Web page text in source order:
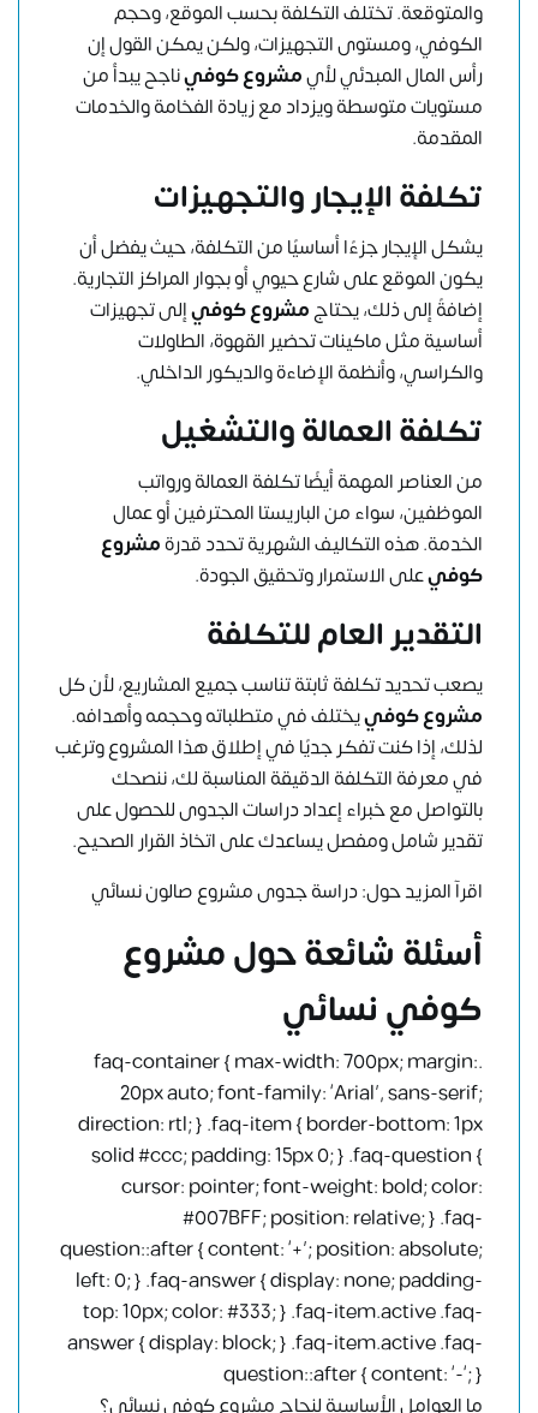
والمتوقعة. تختلف التكلفة بحسب الموقع، وحجم
الكوفي، ومستوى التجهيزات، ولكن يمكن القول إن
رأس المال المبدئي لأيمشروع كوفيناجح يبدأ من
مستويات متوسطة ويزداد مع زيادة الفخامة والخدمات
المقدمة.
تكلفة الإيجار والتجهيزات
يشكل الإيجار جزءًا أساسيًا من التكلفة، حيث يفضل أن
يكون الموقع على شارع حيوي أو بجوار المراكز التجارية.
إضافةً إلى ذلك، يحتاجمشروع كوفيإلى تجهيزات
أساسية مثل ماكينات تحضير القهوة، الطاولات
والكراسي، وأنظمة الإضاءة والديكور الداخلي.
تكلفة العمالة والتشغيل
من العناصر المهمة أيضًا تكلفة العمالة ورواتب
الموظفين، سواء من الباريستا المحترفين أو عمال
الخدمة. هذه التكاليف الشهرية تحدد قدرةمشروع
كوفيعلى الاستمرار وتحقيق الجودة.
التقدير العام للتكلفة
يصعب تحديد تكلفة ثابتة تناسب جميع المشاريع، لأن كل
مشروع كوفييختلف في متطلباته وحجمه وأهدافه.
لذلك، إذا كنت تفكر جديًا في إطلاق هذا المشروع وترغب
في معرفة التكلفة الدقيقة المناسبة لك، ننصحك
بالتواصل معخبراء إعداد دراسات الجدوىللحصول على
تقدير شامل ومفصل يساعدك على اتخاذ القرار الصحيح.
اقرآ المزيد حول:دراسة جدوى مشروع صالون نسائي
أسئلة شائعة حول مشروع
كوفي نسائي
.faq-container { max-width: 700px; margin:
20px auto; font-family: ‘Arial’, sans-serif;
direction: rtl; } .faq-item { border-bottom: 1px
solid #ccc; padding: 15px 0; } .faq-question {
cursor: pointer; font-weight: bold; color:
#007BFF; position: relative; } .faq-
question::after { content: ‘+’; position: absolute;
left: 0; } .faq-answer { display: none; padding-
top: 10px; color: #333; } .faq-item.active .faq-
answer { display: block; } .faq-item.active .faq-
question::after { content: ‘-‘; }
ما العوامل الأساسية لنجاح مشروع كوفي نسائي؟